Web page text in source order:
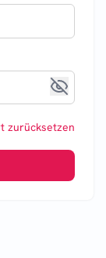
zurücksetzen